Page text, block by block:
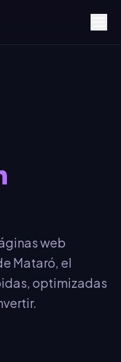
web
Mataró, el
optimizadas